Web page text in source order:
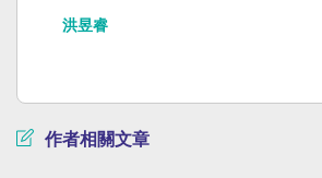
洪昱睿
作者相關文章